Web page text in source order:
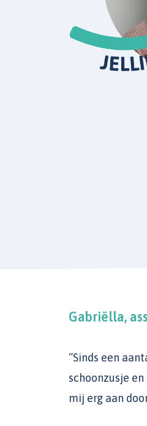
Gabriëlla,
“Sinds een
schoonzusje
mij erg aan